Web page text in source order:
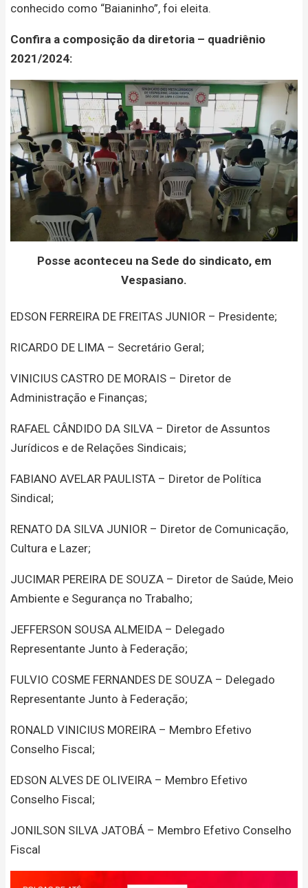
conhecido como “Baianinho”, foi eleita.
Confira a composição da diretoria – quadriênio
2021/2024:
Posse aconteceu na Sede do sindicato, em
Vespasiano.
EDSON FERREIRA DE FREITAS JUNIOR – Presidente;
RICARDO DE LIMA – Secretário Geral;
VINICIUS CASTRO DE MORAIS – Diretor de
Administração e Finanças;
RAFAEL CÂNDIDO DA SILVA – Diretor de Assuntos
Jurídicos e de Relações Sindicais;
FABIANO AVELAR PAULISTA – Diretor de Política
Sindical;
RENATO DA SILVA JUNIOR – Diretor de Comunicação,
Cultura e Lazer;
JUCIMAR PEREIRA DE SOUZA – Diretor de Saúde, Meio
Ambiente e Segurança no Trabalho;
JEFFERSON SOUSA ALMEIDA – Delegado
Representante Junto à Federação;
FULVIO COSME FERNANDES DE SOUZA – Delegado
Representante Junto à Federação;
RONALD VINICIUS MOREIRA – Membro Efetivo
Conselho Fiscal;
EDSON ALVES DE OLIVEIRA – Membro Efetivo
Conselho Fiscal;
JONILSON SILVA JATOBÁ – Membro Efetivo Conselho
Fiscal